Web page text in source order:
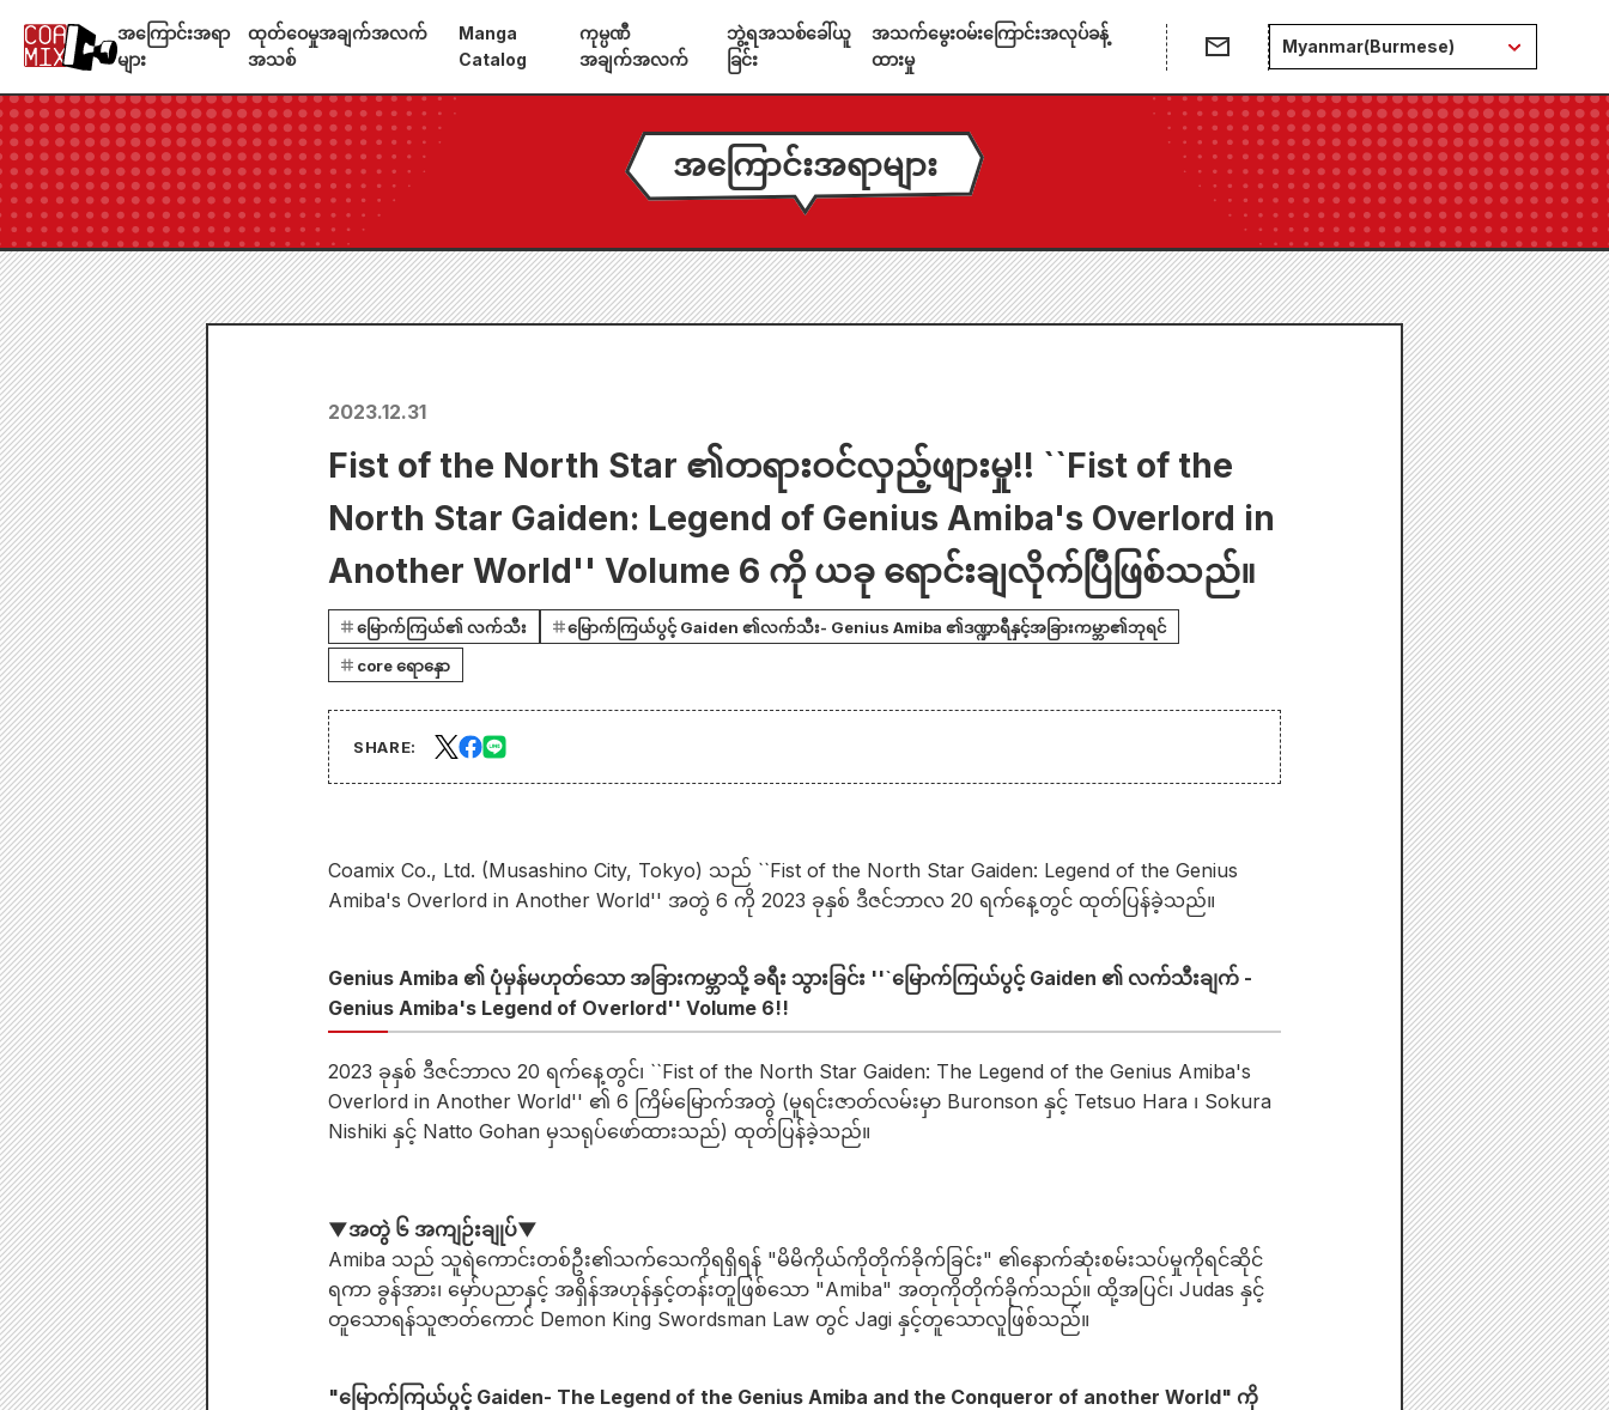
အကြောင်းအရာ
များ
ထုတ်ဝေမှုအချက်အလက်
အသစ်
Manga
Catalog
ကုမ္ပဏီ
အချက်အလက်
ဘွဲ့ရအသစ်ခေါ်ယူ
ခြင်း
အသက်မွေးဝမ်းကြောင်းအလုပ်ခန့်
ထားမှု
Myanmar(Burmese)
အကြောင်းအရာများ
2023.12.31
Fist of the North Star ၏တရားဝင်လှည့်ဖျားမှု!! ``Fist of the
North Star Gaiden: Legend of Genius Amiba's Overlord in
Another World'' Volume 6 ကို ယခု ရောင်းချလိုက်ပြီဖြစ်သည်။
မြောက်ကြယ်၏ လက်သီး
မြောက်ကြယ်ပွင့် Gaiden ၏လက်သီး- Genius Amiba ၏ဒဏ္ဍာရီနှင့်အခြားကမ္ဘာ၏ဘုရင်
core ရောနှော
SHARE:
Coamix Co., Ltd. (Musashino City, Tokyo) သည် ``Fist of the North Star Gaiden: Legend of the Genius
Amiba's Overlord in Another World'' အတွဲ 6 ကို 2023 ခုနှစ် ဒီဇင်ဘာလ 20 ရက်နေ့တွင် ထုတ်ပြန်ခဲ့သည်။
Genius Amiba ၏ ပုံမှန်မဟုတ်သော အခြားကမ္ဘာသို့ ခရီး သွားခြင်း ''`မြောက်ကြယ်ပွင့် Gaiden ၏ လက်သီးချက် -
Genius Amiba's Legend of Overlord'' Volume 6!!
2023 ခုနှစ် ဒီဇင်ဘာလ 20 ရက်နေ့တွင်၊ ``Fist of the North Star Gaiden: The Legend of the Genius Amiba's
Overlord in Another World'' ၏ 6 ကြိမ်မြောက်အတွဲ (မူရင်းဇာတ်လမ်းမှာ Buronson နှင့် Tetsuo Hara ၊ Sokura
Nishiki နှင့် Natto Gohan မှသရုပ်ဖော်ထားသည်) ထုတ်ပြန်ခဲ့သည်။
▼အတွဲ ၆ အကျဉ်းချုပ်▼
Amiba သည် သူရဲကောင်းတစ်ဦး၏သက်သေကိုရရှိရန် "မိမိကိုယ်ကိုတိုက်ခိုက်ခြင်း" ၏နောက်ဆုံးစမ်းသပ်မှုကိုရင်ဆိုင်
ရကာ ခွန်အား၊ မှော်ပညာနှင့် အရှိန်အဟုန်နှင့်တန်းတူဖြစ်သော "Amiba" အတုကိုတိုက်ခိုက်သည်။ ထို့အပြင်၊ Judas နှင့်
တူသောရန်သူဇာတ်ကောင် Demon King Swordsman Law တွင် Jagi နှင့်တူသောလူဖြစ်သည်။
"မြောက်ကြယ်ပွင့် Gaiden- The Legend of the Genius Amiba and the Conqueror of another World" ကို